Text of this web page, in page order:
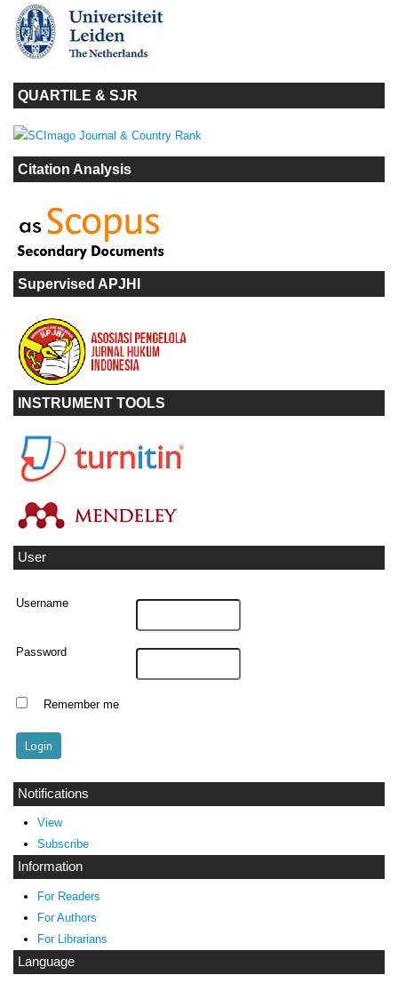
QUARTILE & SJR
Citation Analysis
Supervised APJHI
INSTRUMENT TOOLS
User
Username
Password
Remember me
Notifications
View
Subscribe
Information
For Readers
For Authors
For Librarians
Language